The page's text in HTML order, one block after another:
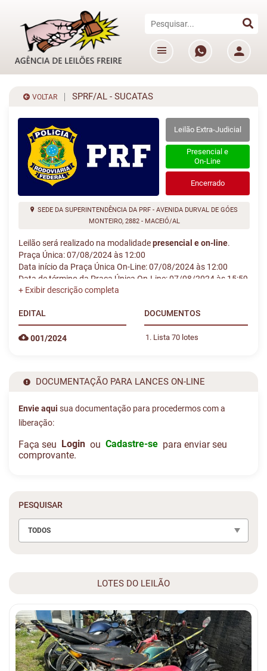
VOLTAR SPRF/AL - SUCATAS
Leilão Extra-Judicial
Presencial e
On-Line
Encerrado
SEDE DA SUPERINTENDÊNCIA DA PRF - AVENIDA DURVAL DE GÓES
MONTEIRO, 2882 - MACEIÓ/AL
Leilão será realizado na modalidadepresencial e on-line.
Praça Única: 07/08/2024 às 12:00
Data início da Praça Única On-Line: 07/08/2024 às 12:00
Data de término da Praça Única On-Line: 07/08/2024 às 15:59
SUBLOTE 26 F - F-SHINERAY/50Q
SUBLOTE 53 B - HONDA/CG 125 TITAN ES
EDITAL
001/2024
DOCUMENTOS
Lista 70 lotes
DOCUMENTAÇÃO PARA LANCES ON-LINE
Envie aqui sua documentação para procedermos com a
liberação:
Faça seu Login ou Cadastre-se para enviar seu
comprovante.
PESQUISAR
TODOS
LOTES DO LEILÃO